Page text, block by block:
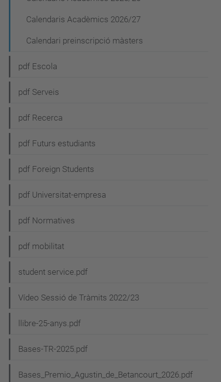
Calendaris Acadèmics 2026/27
Calendari preinscripció màsters
pdf Escola
pdf Serveis
pdf Recerca
pdf Futurs estudiants
pdf Foreign Students
pdf Universitat-empresa
pdf Normatives
pdf mobilitat
student service.pdf
Vídeo Sessió de Tràmits 2022/23
llibre-25-anys.pdf
Bases-TR-2025.pdf
Bases_Premio_Agustin_de_Betancourt_2026.pdf